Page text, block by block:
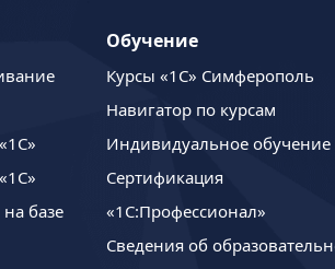
базе
Обучение
Курсы «1С» Симферополь
Навигатор по курсам
Индивидуальное обучение
Сертификация
«1С:Профессионал»
Сведения об